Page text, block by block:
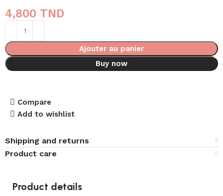
4,800 TND
Ajouter au panier
Buy now
Compare
Add to wishlist
Shipping and returns
Product care
Product details